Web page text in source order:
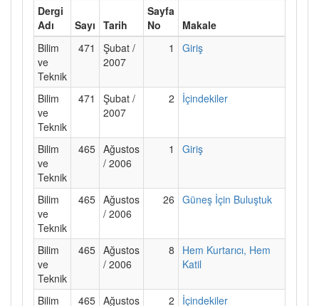
Dergi
Adı
Sayı Tarih
Sayfa
No
Makale
Bilim
ve
Teknik
471
Şubat /
2007
1 Giriş
Bilim
ve
Teknik
471
Şubat /
2007
2 İçindekiler
Bilim
ve
Teknik
465 Ağustos
/ 2006
1 Giriş
Bilim
ve
Teknik
465 Ağustos
/ 2006
26 Güneş İçin Buluştuk
Bilim
ve
Teknik
465 Ağustos
/ 2006
8
Hem Kurtarıcı, Hem
Katil
Bilim 465 Ağustos 2 İçindekiler